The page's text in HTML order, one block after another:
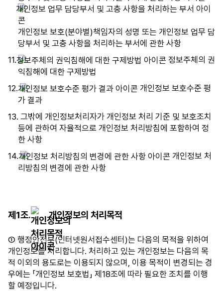
개인정보 보호(분야별)책임자의 성명 또는 개인정보 업무 담
당부서 및 고충 사항을 처리하는 부서에 관한 사항
11.
정보주체의 권
익침해에 대한 구제방법
12.
개인정보 보호수준 평
가 결과
13. 그밖에 개인정보처리자가 개인정보 처리 기준 및 보호조치
등에 관하여 자율적으로 개인정보 처리방침에 포함하여 정
한 사항
14.
개인정보 처
리방침의 변경에 관한 사항
제1조. 개인정보의 처리목적
① 행정안전부(인터넷원서접수센터)는 다음의 목적을 위하여
개인정보를 처리합니다. 처리하고 있는 개인정보는 다음의 목
적 이외의 용도로는 이용되지 않으며, 이용 목적이 변경되는 경
우에는 「개인정보 보호법」 제18조에 따라 필요한 조치를 이행
할 예정입니다.